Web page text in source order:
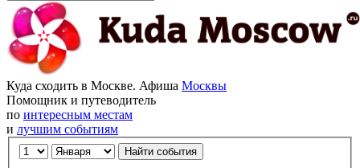
Куда сходить в Москве. Афиша Москвы
Помощник и путеводитель
по интересным местам
и лучшим событиям